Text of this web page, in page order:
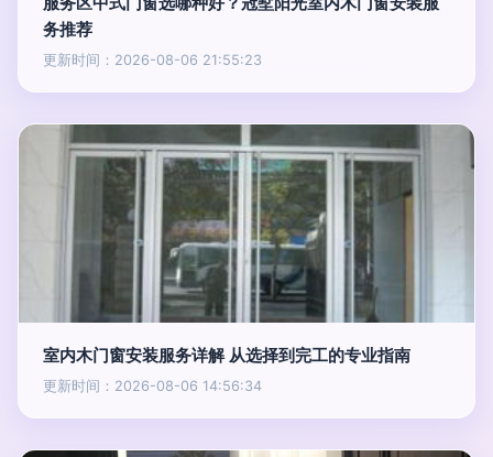
务推荐
更新时间：2026-08-06 21:55:23
室内木门窗安装服务详解 从选择到完工的专业指南
更新时间：2026-08-06 14:56:34